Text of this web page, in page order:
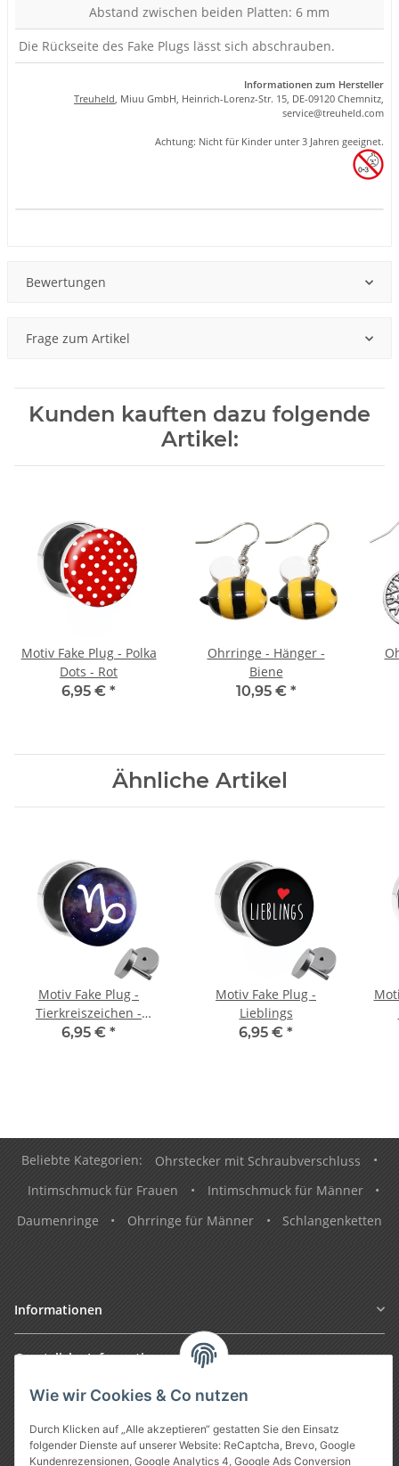
Wie wir Cookies & Co nutzen
Durch Klicken auf „Alle akzeptieren“ gestatten Sie den Einsatz
folgender Dienste auf unserer Website: ReCaptcha, Brevo, Google
Kundenrezensionen, Google Analytics 4, Google Ads Conversion
Abstand zwischen beiden Platten: 6 mm
Die Rückseite des Fake Plugs lässt sich abschrauben.
Informationen zum Hersteller
Treuheld, Miuu GmbH, Heinrich-Lorenz-Str. 15, DE-09120 Chemnitz,
service@treuheld.com
Achtung: Nicht für Kinder unter 3 Jahren geeignet.
Bewertungen
Frage zum Artikel
Kunden kauften dazu folgende
Artikel:
Motiv Fake Plug - Polka
Dots - Rot
6,95 € *
Ohrringe - Hänger -
Biene
10,95 € *
Ähnliche Artikel
Motiv Fake Plug -
Tierkreiszeichen -
Steinbock
6,95 € *
Motiv Fake Plug -
Lieblings
6,95 € *
Beliebte Kategorien: Ohrstecker mit Schraubverschluss
•
Intimschmuck für Frauen
• Intimschmuck für Männer
•
Daumenringe
• Ohrringe für Männer • Schlangenketten
Informationen
Gesetzliche Informationen